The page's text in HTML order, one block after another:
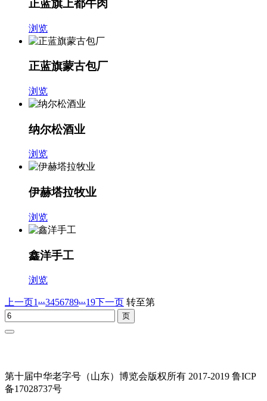
正蓝旗上都牛肉
浏览
正蓝旗蒙古包厂
浏览
纳尔松酒业
浏览
伊赫塔拉牧业
浏览
鑫洋手工
浏览
上一页1...3456789...19下一页 转至第
第十届中华老字号（山东）博览会版权所有 2017-2019 鲁ICP
备17028737号